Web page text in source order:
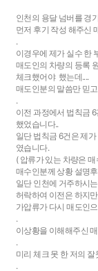
인천의 용달 넘버를 경
먼저 후기 작성 해주신
.
이경우에 제가 실수 한
매도인의 차량의 등록
체크했어야 했는데....
매도인분의 말씀만 믿
.
이전 과정에서 법칙금
했었습니다..
일단 법칙금 6건은 제
였습니다.
( 압류가 있는 차량은
매수인분께 상황 설명
일단 인천에 거주하시
허락하여 이전은 하지
가압류가 다시 매도인
.
이상황을 이해해주신
.
미리 체크 못 한 저의
.